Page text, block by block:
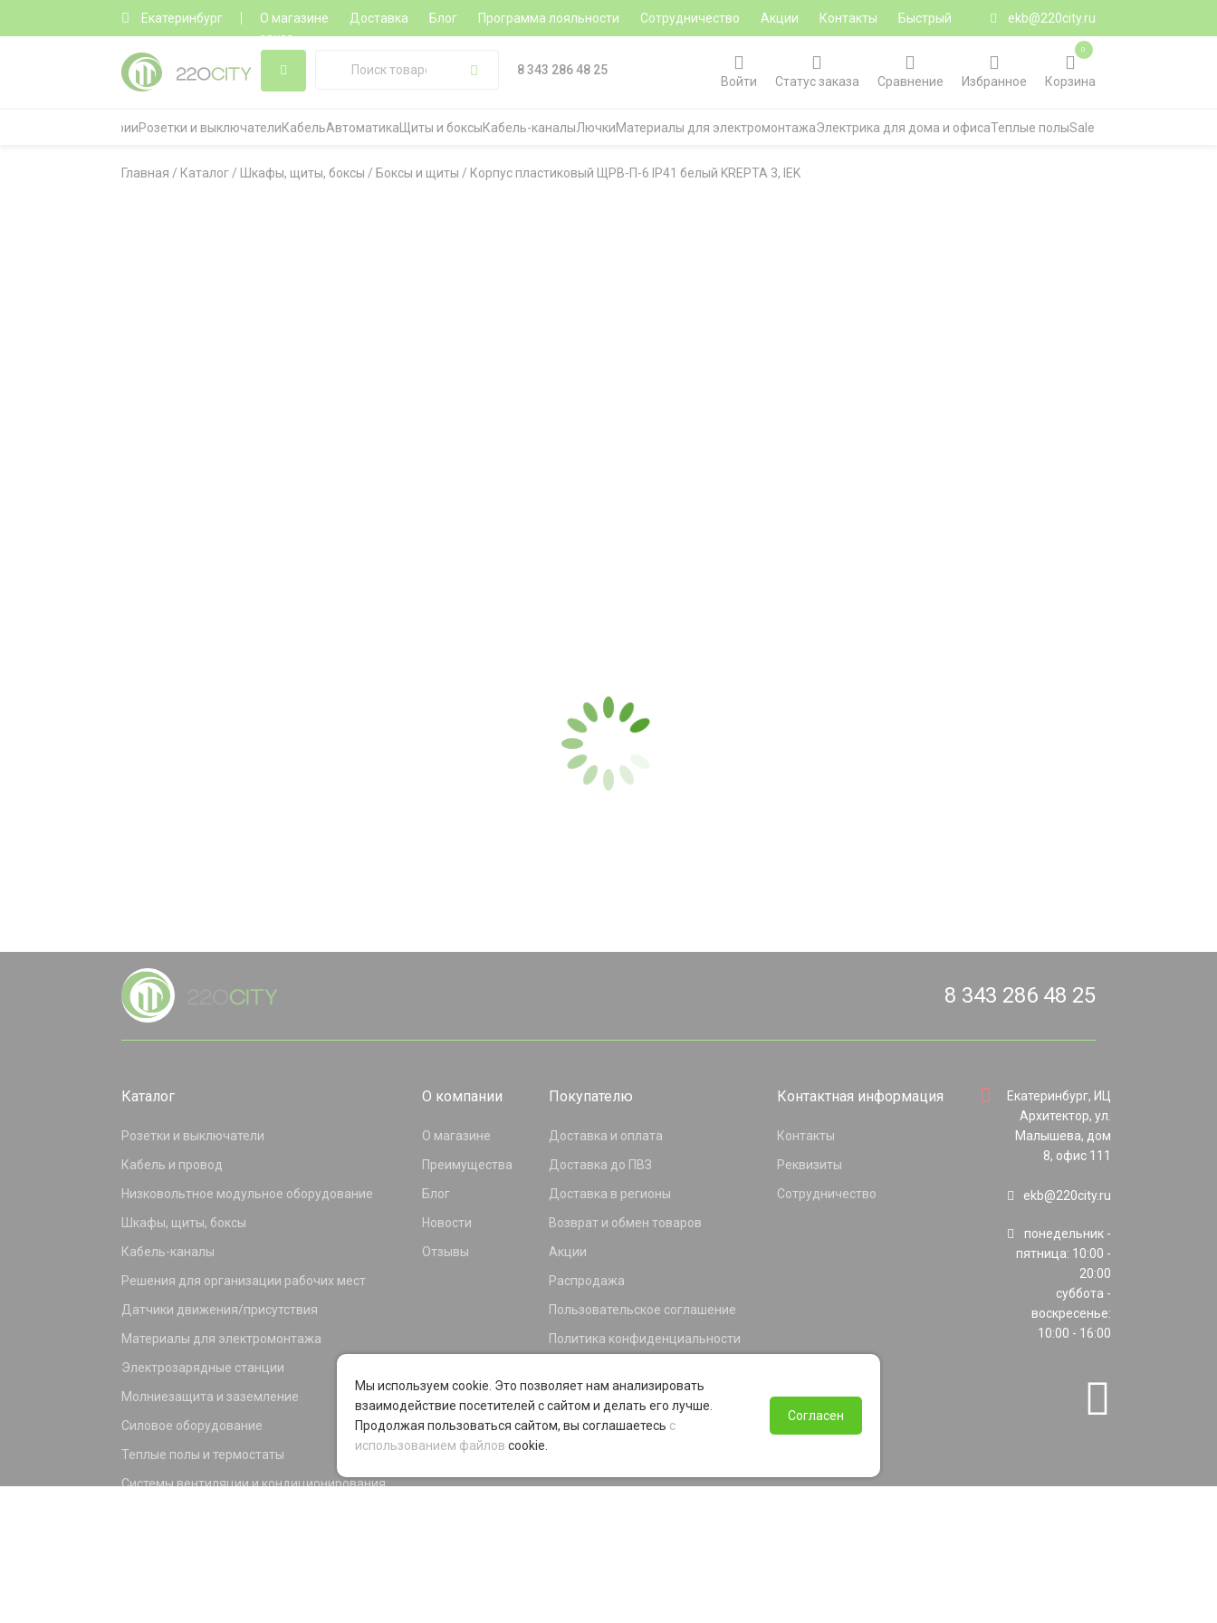
Екатеринбург О магазине Доставка Блог Программа лояльности Сотрудничество Акции Контакты
Быстрый
заказ
ekb@220city.ru
8 343 286 48 25
Войти
Статус заказа Сравнение Избранное Корзина
0
Все категорииРозетки и выключателиКабельАвтоматика Щиты и боксыКабель-каналыЛючкиМатериалы для электромонтажаЭлектрика для дома и офисаТеплые полыSale
Главная / Каталог / Шкафы, щиты, боксы / Боксы и щиты / Корпус пластиковый ЩРВ-П-6 IP41 белый KREPTA 3, IEK
8 343 286 48 25
Каталог
Розетки и выключатели
Кабель и провод
Низковольтное модульное оборудование
Шкафы, щиты, боксы
Кабель-каналы
Решения для организации рабочих мест
Датчики движения/присутствия
Материалы для электромонтажа
Электрозарядные станции
Молниезащита и заземление
Силовое оборудование
Теплые полы и термостаты
Системы вентиляции и кондиционирования
О компании
О магазине
Преимущества
Блог
Новости
Отзывы
Покупателю
Доставка и оплата
Доставка до ПВЗ
Доставка в регионы
Возврат и обмен товаров
Акции
Распродажа
Пользовательское соглашение
Политика конфиденциальности
Программа лояльности
Контактная информация
Контакты
Реквизиты
Сотрудничество
Екатеринбург, ИЦ
Архитектор, ул.
Малышева, дом
8, офис 111
ekb@220city.ru
понедельник -
пятница: 10:00 -
20:00
суббота -
воскресенье:
10:00 - 16:00
Мы используем cookie. Это позволяет нам анализировать
взаимодействие посетителей с сайтом и делать его лучше.
Продолжая пользоваться сайтом, вы соглашаетесь с
использованием файлов cookie.
Согласен